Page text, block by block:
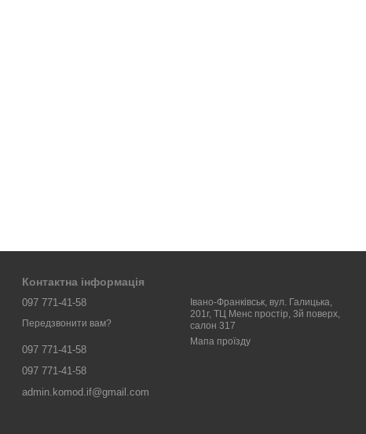
Контактна інформація
097 771-41-58
Передзвонити вам?
097 771-41-58
097 771-41-58
admin.komod.if@gmail.com
Івано-Франківськ, вул. Галицька,
201г, ТЦ Менс простір, 3й поверх,
салон 317
Мапа проїзду